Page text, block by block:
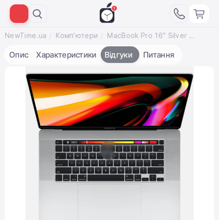
NewTime.ua Комп'ютери MacBook Pro 16" Silver (Z0Y3000LW) 2019
Опис Характеристики Відгуки Питання